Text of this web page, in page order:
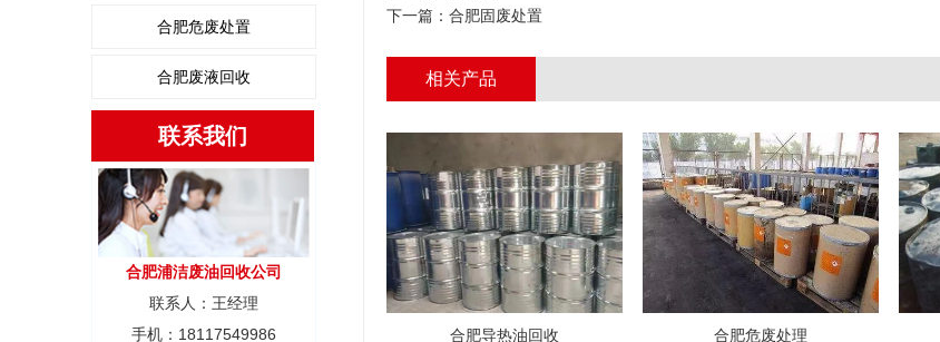
合肥危废处置
合肥废液回收
联系我们
合肥浦洁废油回收公司
联系人：王经理
手机：18117549986
下一篇： 合肥固废处置
相关产品
合肥导热油回收 合肥危废处理